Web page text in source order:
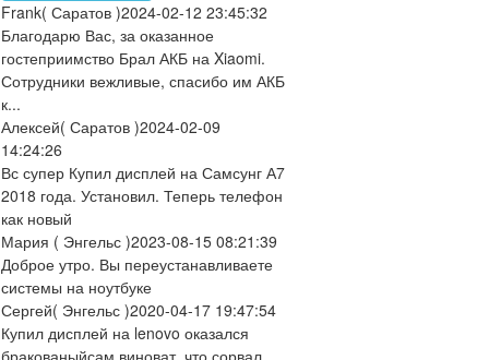
Frank( Саратов )2024-02-12 23:45:32
Благодарю Вас, за оказанное
гостеприимство Брал АКБ на Xiaomi.
Сотрудники вежливые, спасибо им АКБ
к...
Алексей( Саратов )2024-02-09
14:24:26
Вс супер Купил дисплей на Самсунг А7
2018 года. Установил. Теперь телефон
как новый
Мария ( Энгельс )2023-08-15 08:21:39
Доброе утро. Вы переустанавливаете
системы на ноутбуке
Сергей( Энгельс )2020-04-17 19:47:54
Купил дисплей на lenovo оказался
бракованыйсам виноват, что сорвал